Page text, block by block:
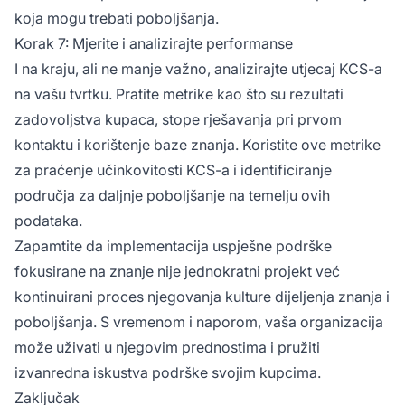
koja mogu trebati poboljšanja.
Korak 7: Mjerite i analizirajte performanse
I na kraju, ali ne manje važno, analizirajte utjecaj KCS-a
na vašu tvrtku. Pratite metrike kao što su rezultati
zadovoljstva kupaca, stope rješavanja pri prvom
kontaktu i korištenje baze znanja. Koristite ove metrike
za praćenje učinkovitosti KCS-a i identificiranje
područja za daljnje poboljšanje na temelju ovih
podataka.
Zapamtite da implementacija uspješne podrške
fokusirane na znanje nije jednokratni projekt već
kontinuirani proces njegovanja kulture dijeljenja znanja i
poboljšanja. S vremenom i naporom, vaša organizacija
može uživati u njegovim prednostima i pružiti
izvanredna iskustva podrške svojim kupcima.
Zaključak